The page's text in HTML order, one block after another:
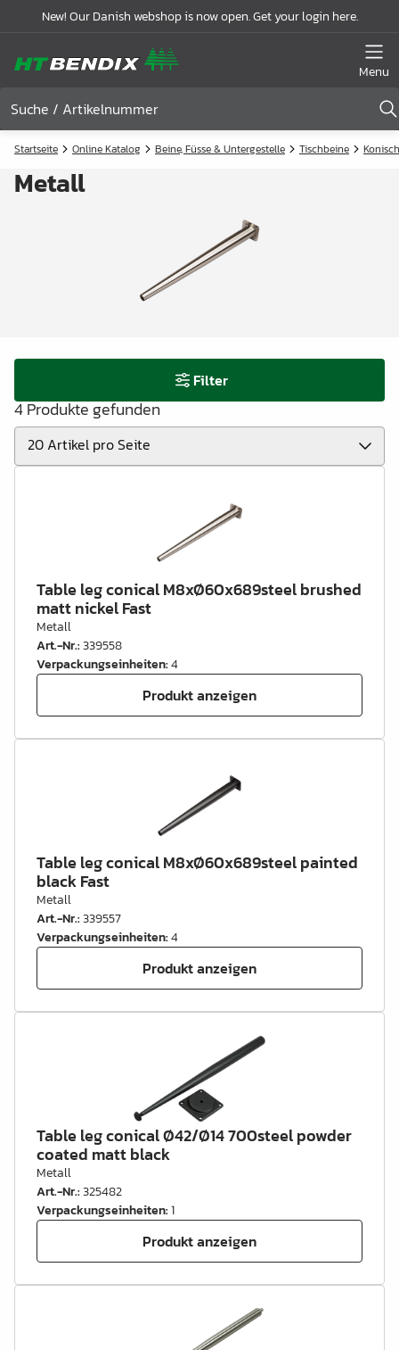
New! Our Danish webshop is now open. Get your login here.
Menu
Startseite Online Katalog Beine, Füsse & Untergestelle Tischbeine
Metall
Filter
4 Produkte gefunden
Table leg conical M8xØ60x689steel brushed
matt nickel Fast
Metall
Art.-Nr.:339558
Verpackungseinheiten:4
Produkt anzeigen
Table leg conical M8xØ60x689steel painted
black Fast
Metall
Art.-Nr.:339557
Verpackungseinheiten:4
Produkt anzeigen
Table leg conical Ø42/Ø14 700steel powder
coated matt black
Metall
Art.-Nr.:325482
Verpackungseinheiten:1
Produkt anzeigen